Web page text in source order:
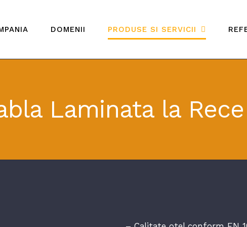
DOMENII PRODUSE SI SERVICII
Laminata la Rece